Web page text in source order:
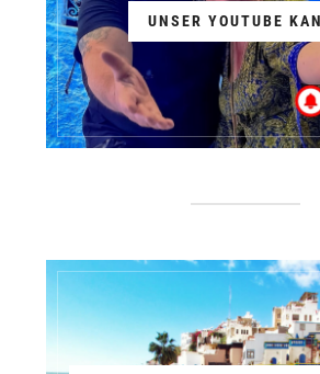
UNSER YOUTUBE